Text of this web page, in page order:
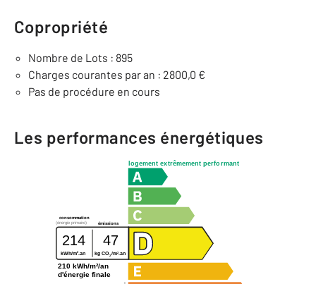
Copropriété
Nombre de Lots : 895
Charges courantes par an : 2800,0 €
Pas de procédure en cours
Les performances énergétiques
logement extrêmement performant
consommation
émissions
(énergie primaire)
214 47
kWh/m2.an kg CO2 /m2 .an
210 kWh/m²/an
d'énergie finale